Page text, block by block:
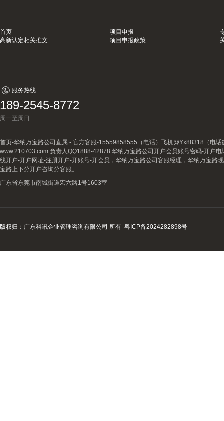
首页 项目申报
高新认定相关推文
项目申报政策
服务热线
189-2545-8772
周一至周日
首页-华纳万宝路公司直属 - 官方客服-15559858555（电话）飞机@Yx88318（电
www.210703.com 负责人QQ1888-42878 华纳万宝路公司开户会员账号密码-开户
线开户-开户网址-注册开户-开账号-开会员，华纳万宝路公司客服经理，华纳万宝路
宝路上下分开户咨询分客服。
广东省东莞市南城街道宏六路1号1603室
版权归：广东科讯企业管理咨询有限公司 所有 粤ICP备2024282898号